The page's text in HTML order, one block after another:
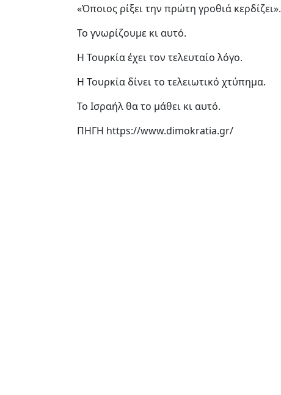
«Όποιος ρίξει την πρώτη γροθιά κερδίζει».
Το γνωρίζουμε κι αυτό.
Η Τουρκία έχει τον τελευταίο λόγο.
Η Τουρκία δίνει το τελειωτικό χτύπημα.
Το Ισραήλ θα το μάθει κι αυτό.
ΠΗΓΗ https://www.dimokratia.gr/